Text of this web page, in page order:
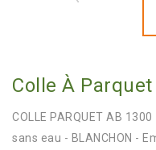
Colle À
COLLE PARQUET AB
sans eau - BLANCHON -